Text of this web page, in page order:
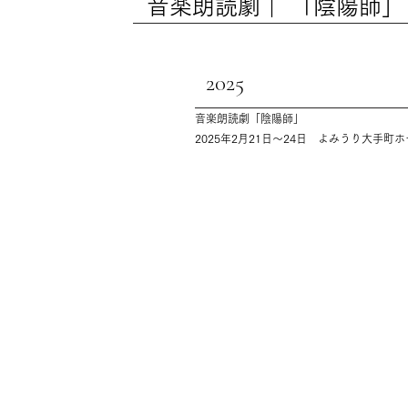
音楽朗読劇｜ 「陰陽師」
2025
音楽朗読劇「陰陽師」
2025年2月21日〜24日 よみうり大手町ホ